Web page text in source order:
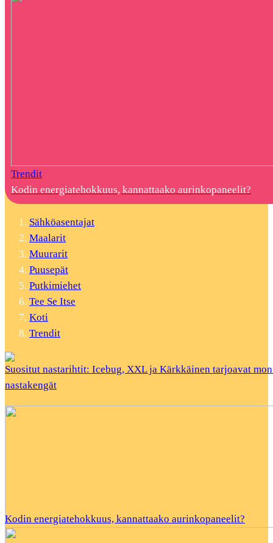
Trendit
Kodin energiatehokkuus, kannattaako aurinkopaneelit?
Sähköasentajat
Maalarit
Muurarit
Puusepät
Putkimiehet
Tee Se Itse
Koti
Trendit
Suositut nastarihtit: Icebug, XXL ja Kärkkäinen tarjoavat
nastakengät
Kodin energiatehokkuus, kannattaako aurinkopaneelit?